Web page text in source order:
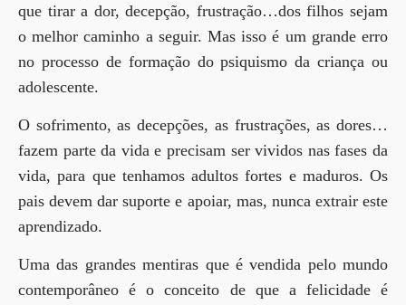
que tirar a dor, decepção, frustração…dos filhos sejam
o melhor caminho a seguir. Mas isso é um grande erro
no processo de formação do psiquismo da criança ou
adolescente.
O sofrimento, as decepções, as frustrações, as dores…
fazem parte da vida e precisam ser vividos nas fases da
vida, para que tenhamos adultos fortes e maduros. Os
pais devem dar suporte e apoiar, mas, nunca extrair este
aprendizado.
Uma das grandes mentiras que é vendida pelo mundo
contemporâneo é o conceito de que a felicidade é